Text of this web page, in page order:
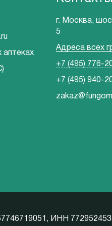
аптеках
г. Москва,
5
Адреса всех
+7 (495) 776-
+7 (495) 940-
ИНН